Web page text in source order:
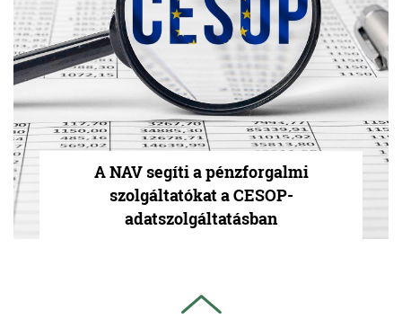
A NAV segíti a pénzforgalmi
szolgáltatókat a CESOP-
adatszolgáltatásban